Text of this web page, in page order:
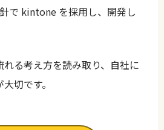
で kintone を採用し、開発し
れる考え方を読み取り、自社に
切です。